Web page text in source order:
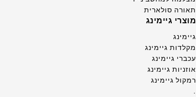
תאורה סולארית
מוצרי גיימינג
גיימינג
מקלדות גיימינג
עכברי גיימינג
אוזניות גיימינג
רמקול גיימינג
.